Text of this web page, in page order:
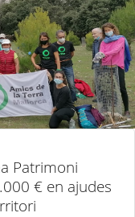
Patrimoni
€ en ajudes